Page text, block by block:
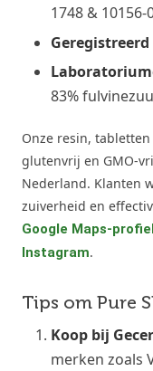
1748 & 10156-
Geregistreerd
83%
Onze resin,
glutenvrij en GMO-
Nederland. Klanten
zuiverheid en
Google Maps-profiel
Instagram.
Tips om Pure
Koop bij
merken zoals